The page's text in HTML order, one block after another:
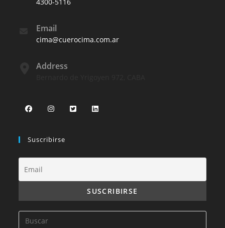
Email
cima@cuerocima.com.ar
Address
Suscribirse